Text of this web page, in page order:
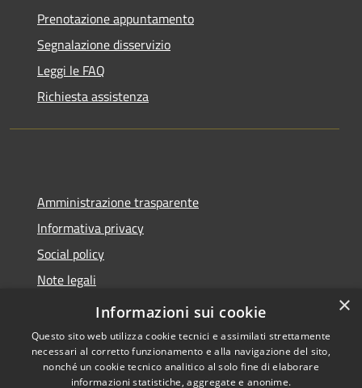
Prenotazione appuntamento
Segnalazione disservizio
Leggi le FAQ
Richiesta assistenza
Amministrazione trasparente
Informativa privacy
Social policy
Note legali
Dichiarazione di accessibilità
×
Informazioni sui cookie
Questo sito web utilizza cookie tecnici e assimilati strettamente
necessari al corretto funzionamento e alla navigazione del sito,
nonché un cookie tecnico analitico al solo fine di elaborare
informazioni statistiche, aggregate e anonime.